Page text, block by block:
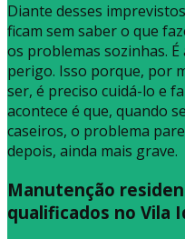
Diante desses imprevistos
ficam sem saber o que
os problemas sozinhas.
perigo. Isso porque, por
ser, é preciso cuidá-lo e
acontece é que, quando
caseiros, o problema
depois, ainda mais grave.
Manutenção
qualificados no Vila